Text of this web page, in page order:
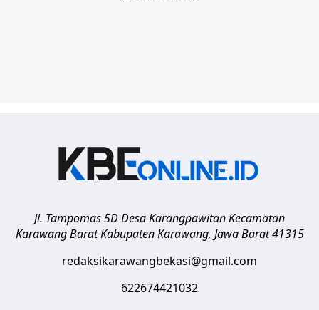
Jl. Tampomas 5D Desa Karangpawitan Kecamatan
Karawang Barat Kabupaten Karawang, Jawa Barat 41315
redaksikarawangbekasi@gmail.com
622674421032